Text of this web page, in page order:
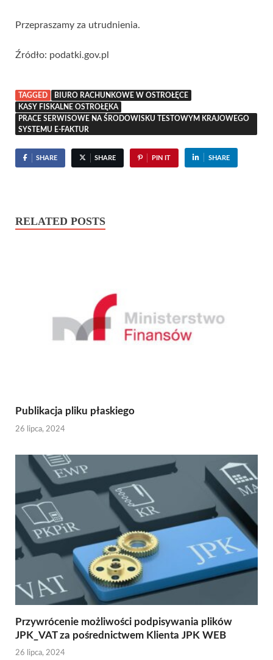
Przepraszamy za utrudnienia.
Źródło: podatki.gov.pl
TAGGED
BIURO RACHUNKOWE W OSTROŁĘCE
KASY FISKALNE OSTROŁĘKA
PRACE SERWISOWE NA ŚRODOWISKU TESTOWYM KRAJOWEGO
SYSTEMU E-FAKTUR
SHARE SHARE PIN IT SHARE
RELATED POSTS
Publikacja pliku płaskiego
26 lipca, 2024
Przywrócenie możliwości podpisywania plików
JPK_VAT za pośrednictwem Klienta JPK WEB
26 lipca, 2024